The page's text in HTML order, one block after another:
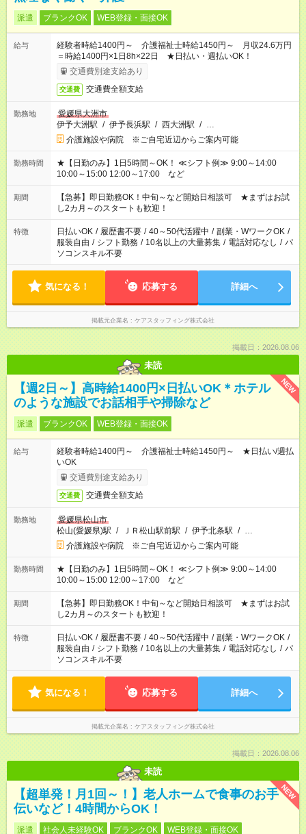
派遣 ブランクOK WEB登録・面接OK
給与
経験者時給1400円～ 介護福祉士時給1450円～ 月収24.6万円
＝時給1400円×1日8h×22日 ★日払い・週払いOK！
交通費別途支給あり
交通費 交通費全額支給
勤務地
愛媛県大洲市
伊予大洲駅 / 伊予長浜駅 / 西大洲駅 / …
介護施設や病院 ※ご自宅近辺からご案内可能
勤務時間
★【日勤のみ】1日5時間～OK！ ≪シフト例≫ 9:00～14:00
10:00～15:00 12:00～17:00 など
期間
【急募】即日勤務OK！中旬～など開始日相談可 ★まずはお試
し2カ月～のスタートも歓迎！
特徴 日払いOK / 履歴書不要 / 40～50代活躍中 / 副業・WワークOK /
服装自由 / シフト勤務 / 10名以上の大量募集 / 電話対応なし / パ
ソコンスキル不要
気になる！ 応募する 詳細へ
掲載元企業名 ケアスタッフィング株式会社
掲載日：2026.08.06
未読
NEW
【週2日～】高時給1400円×日払いOK＊ホテル
のような施設でお話相手や掃除など
派遣 ブランクOK WEB登録・面接OK
給与
経験者時給1400円～ 介護福祉士時給1450円～ ★日払い/週払
いOK
交通費別途支給あり
交通費 交通費全額支給
勤務地
愛媛県松山市
松山(愛媛県)駅 / ＪＲ松山駅前駅 / 伊予北条駅 / …
介護施設や病院 ※ご自宅近辺からご案内可能
勤務時間
★【日勤のみ】1日5時間～OK！ ≪シフト例≫ 9:00～14:00
10:00～15:00 12:00～17:00 など
期間
【急募】即日勤務OK！中旬～など開始日相談可 ★まずはお試
し2カ月～のスタートも歓迎！
特徴 日払いOK / 履歴書不要 / 40～50代活躍中 / 副業・WワークOK /
服装自由 / シフト勤務 / 10名以上の大量募集 / 電話対応なし / パ
ソコンスキル不要
気になる！ 応募する 詳細へ
掲載元企業名 ケアスタッフィング株式会社
掲載日：2026.08.06
未読
NEW
【超単発！月1回～！】老人ホームで食事のお手
伝いなど！4時間からOK！
派遣 社会人未経験OK ブランクOK WEB登録・面接OK